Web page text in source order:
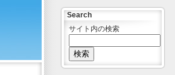
Search
サイト内の検索